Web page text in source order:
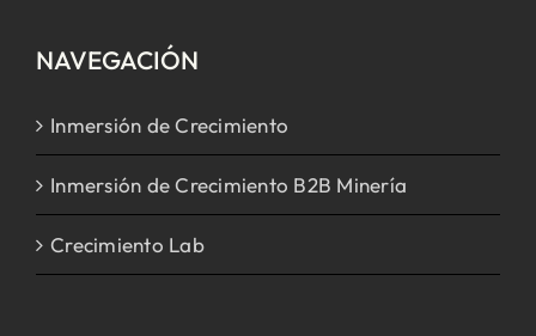
NAVEGACIÓN
Inmersión de Crecimiento
Inmersión de Crecimiento B2B Minería
Crecimiento Lab